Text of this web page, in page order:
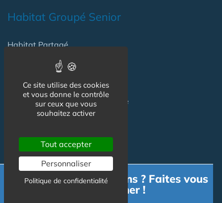
Habitat Groupé Senior
Habitat Partagé
Papy Loft
Habitat Intelligent - Smart Home
Habitat intergénérationnel
Equipement Logement
Besoin d'informations ? Faites vous
accompagner !
Ce site utilise des cookies
et vous donne le contrôle
sur ceux que vous
souhaitez activer
Tout accepter
Personnaliser
Politique de confidentialité